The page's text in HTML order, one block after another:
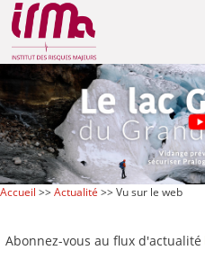
Accueil >>Actualité >> Vu sur le web
Abonnez-vous au flux d'actualité